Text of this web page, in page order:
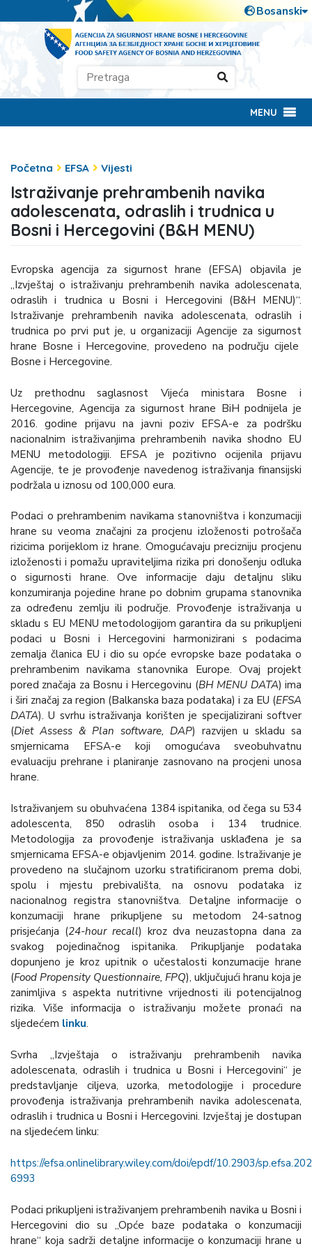
MENU
Početna EFSA Vijesti
Istraživanje prehrambenih navika
adolescenata, odraslih i trudnica u
Bosni i Hercegovini (B&H MENU)
Evropska agencija za sigurnost hrane (EFSA) objavila je
„Izvještaj o istraživanju prehrambenih navika adolescenata,
odraslih i trudnica u Bosni i Hercegovini (B&H MENU)“.
Istraživanje prehrambenih navika adolescenata, odraslih i
trudnica po prvi put je, u organizaciji Agencije za sigurnost
hrane Bosne i Hercegovine, provedeno na području cijele
Bosne i Hercegovine.
Uz prethodnu saglasnost Vijeća ministara Bosne i
Hercegovine, Agencija za sigurnost hrane BiH podnijela je
2016. godine prijavu na javni poziv EFSA-e za podršku
nacionalnim istraživanjima prehrambenih navika shodno EU
MENU metodologiji. EFSA je pozitivno ocijenila prijavu
Agencije, te je provođenje navedenog istraživanja finansijski
podržala u iznosu od 100,000 eura.
Podaci o prehrambenim navikama stanovništva i konzumaciji
hrane su veoma značajni za procjenu izloženosti potrošača
rizicima porijeklom iz hrane. Omogućavaju precizniju procjenu
izloženosti i pomažu upraviteljima rizika pri donošenju odluka
o sigurnosti hrane. Ove informacije daju detaljnu sliku
konzumiranja pojedine hrane po dobnim grupama stanovnika
za određenu zemlju ili područje. Provođenje istraživanja u
skladu s EU MENU metodologijom garantira da su prikupljeni
podaci u Bosni i Hercegovini harmonizirani s podacima
zemalja članica EU i dio su opće evropske baze podataka o
prehrambenim navikama stanovnika Europe. Ovaj projekt
pored značaja za Bosnu i Hercegovinu (BH MENU DATA) ima
i širi značaj za region (Balkanska baza podataka) i za EU (EFSA
DATA). U svrhu istraživanja korišten je specijalizirani softver
(Diet Assess & Plan software, DAP) razvijen u skladu sa
smjernicama EFSA-e koji omogućava sveobuhvatnu
evaluaciju prehrane i planiranje zasnovano na procjeni unosa
hrane.
Istraživanjem su obuhvaćena 1384 ispitanika, od čega su 534
adolescenta, 850 odraslih osoba i 134 trudnice.
Metodologija za provođenje istraživanja usklađena je sa
smjernicama EFSA-e objavljenim 2014. godine. Istraživanje je
provedeno na slučajnom uzorku stratificiranom prema dobi,
spolu i mjestu prebivališta, na osnovu podataka iz
nacionalnog registra stanovništva. Detaljne informacije o
konzumaciji hrane prikupljene su metodom 24-satnog
prisjećanja (24-hour recall) kroz dva neuzastopna dana za
svakog pojedinačnog ispitanika. Prikupljanje podataka
dopunjeno je kroz upitnik o učestalosti konzumacije hrane
(Food Propensity Questionnaire, FPQ), uključujući hranu koja je
zanimljiva s aspekta nutritivne vrijednosti ili potencijalnog
rizika. Više informacija o istraživanju možete pronaći na
sljedećem linku.
Svrha „Izvještaja o istraživanju prehrambenih navika
adolescenata, odraslih i trudnica u Bosni i Hercegovini“ je
predstavljanje ciljeva, uzorka, metodologije i procedure
provođenja istraživanja prehrambenih navika adolescenata,
odraslih i trudnica u Bosni i Hercegovini. Izvještaj je dostupan
na sljedećem linku:
https://efsa.onlinelibrary.wiley.com/doi/epdf/10.2903/
6993
Podaci prikupljeni istraživanjem prehrambenih navika u Bosni i
Hercegovini dio su „Opće baze podataka o konzumaciji
hrane“ koja sadrži detaljne informacije o konzumaciji hrane u